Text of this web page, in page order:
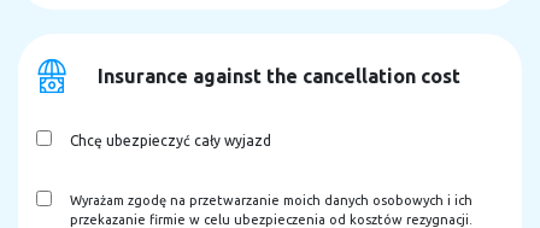
Insurance against the cancellation cost
Chcę ubezpieczyć cały wyjazd
Wyrażam zgodę na przetwarzanie moich danych osobowych i ich
przekazanie firmie w celu ubezpieczenia od kosztów rezygnacji.